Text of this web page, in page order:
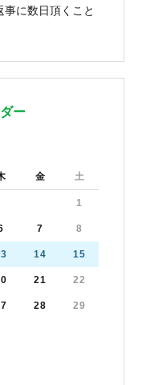
に数日頂くこと
ー
金 土
1
7 8
14 15
21 22
28 29